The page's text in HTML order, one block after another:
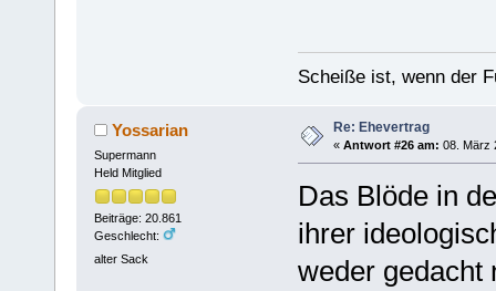
Scheiße ist, wenn der
Yossarian
Supermann
Held Mitglied
Beiträge: 20.861
Geschlecht:
alter Sack
Re: Ehevertrag
« Antwort #26 am: 08. März
Das Blöde in
ihrer
weder gedacht